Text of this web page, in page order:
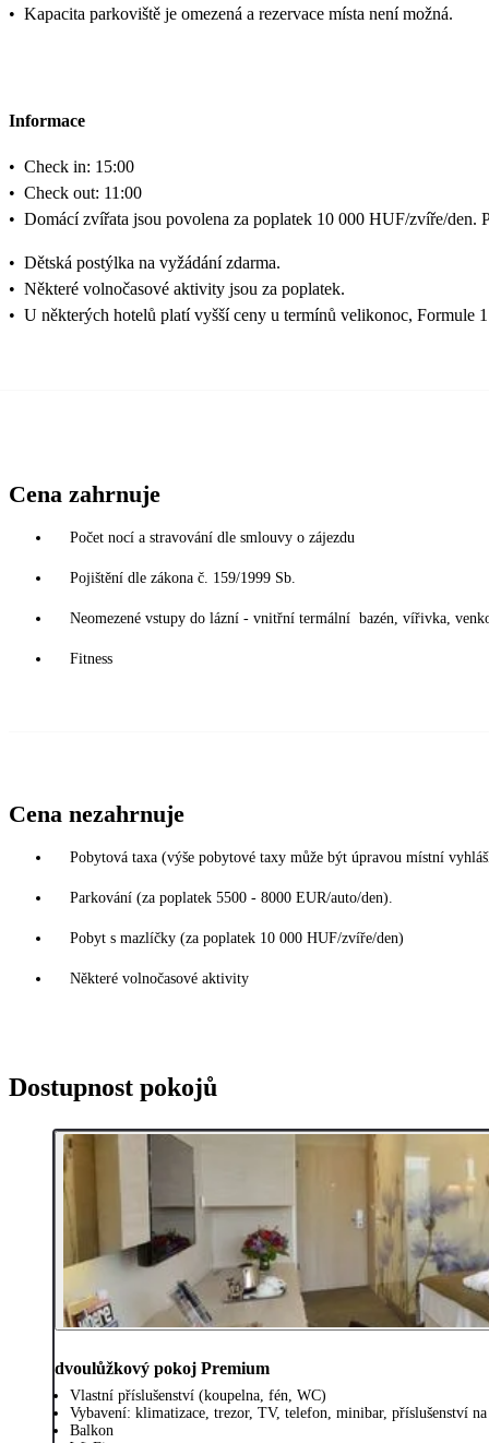
• Kapacita parkoviště je omezená a rezervace místa není možná.
Informace
• Check in: 15:00
• Check out: 11:00
• Domácí zvířata jsou povolena za poplatek 10 000 HUF/zvíře/den.
• Dětská postýlka na vyžádání zdarma.
• Některé volnočasové aktivity jsou za poplatek.
• U některých hotelů platí vyšší ceny u termínů velikonoc, Formule
Cena zahrnuje
Počet nocí a stravování dle smlouvy o zájezdu
Pojištění dle zákona č. 159/1999 Sb.
Neomezené vstupy do lázní - vnitřní termální bazén, vířivka,
Fitness
Cena nezahrnuje
Pobytová taxa (výše pobytové taxy může být úpravou místní
Parkování (za poplatek 5500 - 8000 EUR/auto/den).
Pobyt s mazlíčky (za poplatek 10 000 HUF/zvíře/den)
Některé volnočasové aktivity
Dostupnost pokojů
dvoulůžkový pokoj Premium
Vlastní příslušenství (koupelna, fén, WC)
Vybavení: klimatizace, trezor, TV, telefon, minibar, příslušenství
Balkon